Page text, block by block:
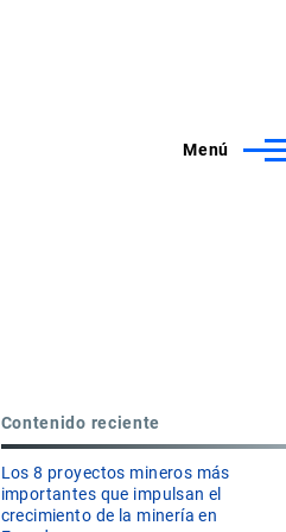
Menú
Contenido reciente
Los 8 proyectos mineros más
importantes que impulsan el
crecimiento de la minería en